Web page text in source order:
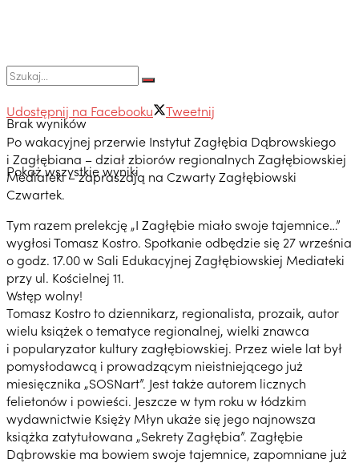
Brak wyników
Pokaż wszystkie wyniki
Udostępnij na Facebooku
Tweetnij
Po wakacyjnej przerwie Instytut Zagłębia Dąbrowskiego
i Zagłębiana – dział zbiorów regionalnych Zagłębiowskiej
Mediateki – zapraszają na Czwarty Zagłębiowski
Czwartek.
Tym razem prelekcję „I Zagłębie miało swoje tajemnice…”
wygłosi Tomasz Kostro. Spotkanie odbędzie się 27 września
o godz. 17.00 w Sali Edukacyjnej Zagłębiowskiej Mediateki
przy ul. Kościelnej 11.
Wstęp wolny!
Tomasz Kostro to dziennikarz, regionalista, prozaik, autor
wielu książek o tematyce regionalnej, wielki znawca
i popularyzator kultury zagłębiowskiej. Przez wiele lat był
pomysłodawcą i prowadzącym nieistniejącego już
miesięcznika „SOSNart”. Jest także autorem licznych
felietonów i powieści. Jeszcze w tym roku w łódzkim
wydawnictwie Księży Młyn ukaże się jego najnowsza
książka zatytułowana „Sekrety Zagłębia”. Zagłębie
Dąbrowskie ma bowiem swoje tajemnice, zapomniane już